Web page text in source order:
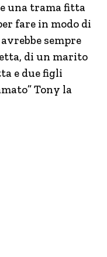
una trama fitta
fare in modo di
sempre
di un marito
e due figli
Tony la